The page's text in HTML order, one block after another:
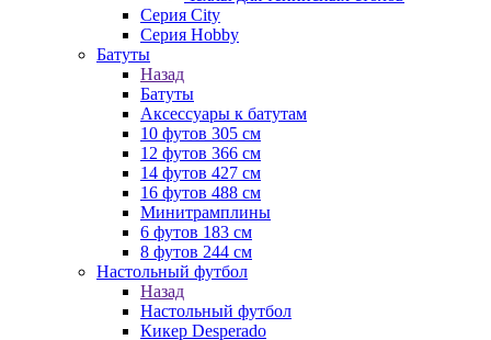
Серия City
Серия Hobby
Батуты
Назад
Батуты
Аксессуары к батутам
10 футов 305 см
12 футов 366 см
14 футов 427 см
16 футов 488 см
Минитрамплины
6 футов 183 см
8 футов 244 см
Настольный футбол
Назад
Настольный футбол
Кикер Desperado